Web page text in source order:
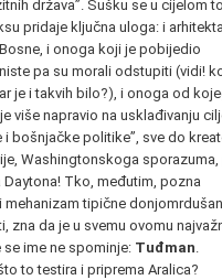
država”. Šušku se u cijelom
pridaje ključna uloga: i arhitekta
i onoga koji je pobijedio
pa su morali odstupiti (vidi!
je i takvih bilo?), i onoga od
više napravio na usklađivanju
i bošnjačke politike”, sve do
Washingtonskoga sporazuma,
Daytona! Tko, međutim, pozna
mehanizam tipične
zna da je u svemu ovomu
se ime ne spominje: Tuđman
to testira i priprema Aralica?